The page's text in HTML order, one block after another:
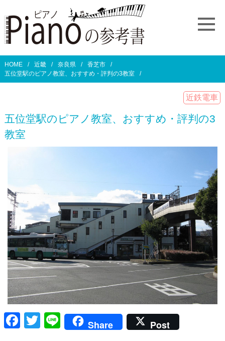
HOME 近畿 奈良県
香芝市
五位堂駅のピアノ教室、おすすめ・評判の3教室
近鉄電車
五位堂駅のピアノ教室、おすすめ・評判の3
教室
F
T
Li
Share Post